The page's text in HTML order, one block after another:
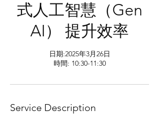
式人工智慧（Gen
AI） 提升效率
日期:2025年3月26日
時間: 10:30-11:30
Service Description